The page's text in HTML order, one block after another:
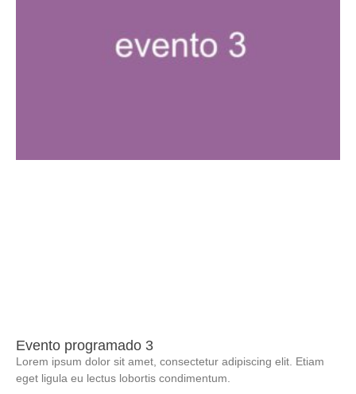
Evento programado 3
Lorem ipsum dolor sit amet, consectetur adipiscing elit. Etiam
eget ligula eu lectus lobortis condimentum.